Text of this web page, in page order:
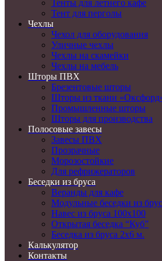
Тенты для летнего кафе
Тент для перголы
Чехлы
Чехол для оборудования
Уличные чехлы
Чехлы на скамейки
Чехлы на мебель
Шторы ПВХ
Брезентовые шторы
Шторы из ткани
Промышленные шторы
Шторы для производства
Полосовые завесы
Завесы ПВХ
Прозрачные
Морозостойкие
Для рефрижераторов
Беседки из бруса
Веранды для кафе
Модульные беседки из
Навес из бруса 100х100
Открытая беседка “Куб”
Беседка из бруса 2х6 м.
Калькулятор
Контакты